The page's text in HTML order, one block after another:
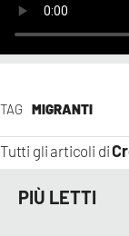
TAG MIGRANTI
Tutti gli articoli di
PIÙ LETTI